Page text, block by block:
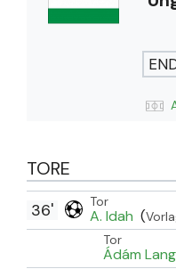
TORE
Tor
A. Idah (
36'
Tor
Ádám Lang